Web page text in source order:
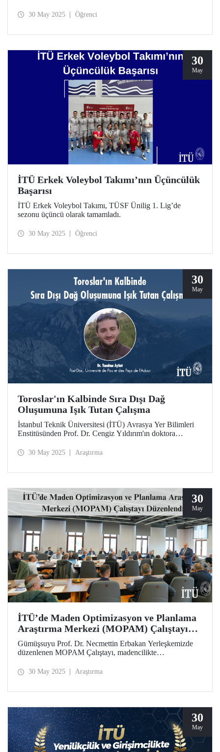
önemli başarılara imza attı.
30 May 2025 Öğrenci
30
May
İTÜ Erkek Voleybol Takımı’nın Üçüncülük
Başarısı
İTÜ Erkek Voleybol Takımı, TÜSF Ünilig 1. Lig’de
sezonu üçüncü olarak tamamladı.
30 May 2025 Öğrenci
30
May
Toroslar'ın Kalbinde Sıra Dışı Dağ
Oluşumuna Işık Tutan Çalışma
İstanbul Teknik Üniversitesi (İTÜ) Avrasya Yer Bilimleri
Enstitüsünden Prof. Dr. Cengiz Yıldırım'ın doktora
oluşumu teorilerine yeni bir bakış açısı getiren çalışması
30 May 2025 Araştırma
30
May
İTÜ’de Maden Optimizasyon ve Planlama
Araştırma Merkezi (MOPAM) Çalıştayı
Düzenlendi
Gümüşsuyu Prof. Dr. Necmettin Erbakan Yerleşkemizde
düzenlenen MOPAM Çalıştayı, madencilikte
doğrultusunda kamu, özel sektör ve akademiyi buluşturdu.
30 May 2025 Araştırma
30
May